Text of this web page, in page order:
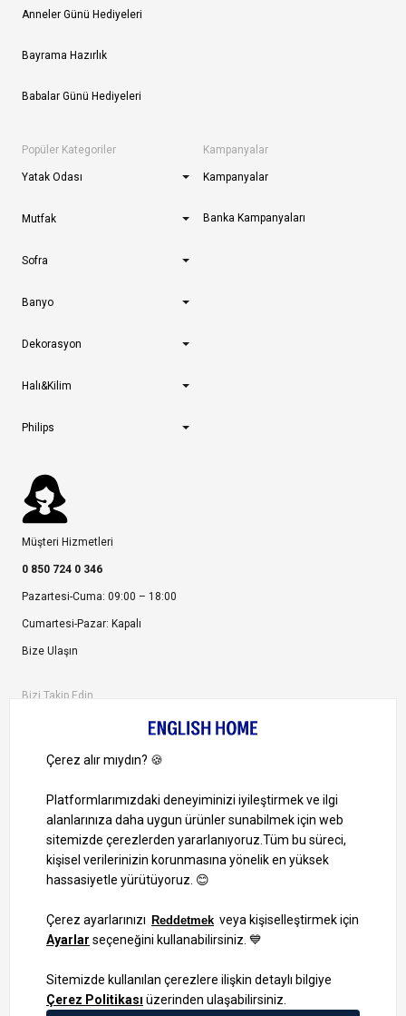
Anneler Günü Hediyeleri
Bayrama Hazırlık
Babalar Günü Hediyeleri
Popüler Kategoriler
Yatak Odası
Mutfak
Sofra
Banyo
Dekorasyon
Halı&Kilim
Philips
Kampanyalar
Kampanyalar
Banka Kampanyaları
Müşteri Hizmetleri
0 850 724 0 346
Pazartesi-Cuma: 09:00 – 18:00
Cumartesi-Pazar: Kapalı
Bize Ulaşın
Bizi Takip Edin
1000 TL ve Üzeri Alışverişlerinizde Kargo Bedava!
Bilgi Toplum Hizmetleri
KVKK Veri İşleme Politikamız
Site Haritası